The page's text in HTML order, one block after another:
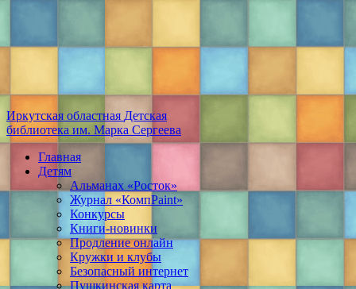
Иркутская областная Детская
библиотека им. Марка Сергеева
Главная
Детям
Альманах «Росток»
Журнал «КомпPaint»
Конкурсы
Книги-новинки
Продление онлайн
Кружки и клубы
Безопасный интернет
Пушкинская карта